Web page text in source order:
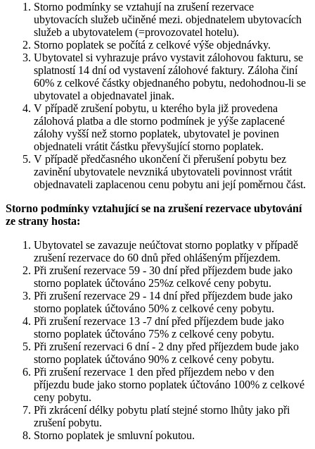
Storno podmínky se vztahují na zrušení rezervace
ubytovacích služeb učiněné mezi. objednatelem ubytovacích
služeb a ubytovatelem (=provozovatel hotelu).
Storno poplatek se počítá z celkové výše objednávky.
Ubytovatel si vyhrazuje právo vystavit zálohovou fakturu, se
splatností 14 dní od vystavení zálohové faktury. Záloha činí
60% z celkové částky objednaného pobytu, nedohodnou-li se
ubytovatel a objednavatel jinak.
V případě zrušení pobytu, u kterého byla již provedena
zálohová platba a dle storno podmínek je yýše zaplacené
zálohy vyšší než storno poplatek, ubytovatel je povinen
objednateli vrátit částku převyšující storno poplatek.
V případě předčasného ukončení či přerušení pobytu bez
zavinění ubytovatele nevzniká ubytovateli povinnost vrátit
objednavateli zaplacenou cenu pobytu ani její poměrnou část.
Storno podmínky vztahující se na zrušení rezervace ubytování
ze strany hosta:
Ubytovatel se zavazuje neúčtovat storno poplatky v případě
zrušení rezervace do 60 dnů před ohlášeným příjezdem.
Při zrušení rezervace 59 - 30 dní před příjezdem bude jako
storno poplatek účtováno 25%z celkové ceny pobytu.
Při zrušení rezervace 29 - 14 dní před příjezdem bude jako
storno poplatek účtováno 50% z celkové ceny pobytu.
Při zrušení rezervace 13 -7 dní před příjezdem bude jako
storno poplatek účtováno 75% z celkové ceny pobytu.
Při zrušení rezervaci 6 dní - 2 dny před příjezdem bude jako
storno poplatek účtováno 90% z celkové ceny pobytu.
Při zrušení rezervace 1 den před příjezdem nebo v den
příjezdu bude jako storno poplatek účtováno 100% z celkové
ceny pobytu.
Při zkrácení délky pobytu platí stejné storno lhůty jako při
zrušení pobytu.
Storno poplatek je smluvní pokutou.